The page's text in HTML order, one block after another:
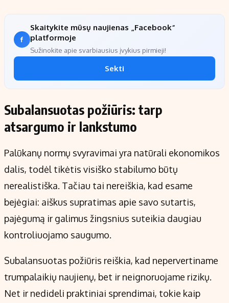
Skaitykite mūsų naujienas „Facebook“
platformoje
Sužinokite apie svarbiausius įvykius pirmieji!
Sekti
Subalansuotas požiūris: tarp
atsargumo ir lankstumo
Palūkanų normų svyravimai yra natūrali ekonomikos
dalis, todėl tikėtis visiško stabilumo būtų
nerealistiška. Tačiau tai nereiškia, kad esame
bejėgiai: aiškus supratimas apie savo sutartis,
pajėgumą ir galimus žingsnius suteikia daugiau
kontroliuojamo saugumo.
Subalansuotas požiūris reiškia, kad nepervertiname
trumpalaikių naujienų, bet ir neignoruojame rizikų.
Net ir nedideli praktiniai sprendimai, tokie kaip